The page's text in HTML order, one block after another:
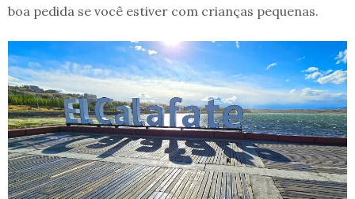
boa pedida se você estiver com crianças pequenas.